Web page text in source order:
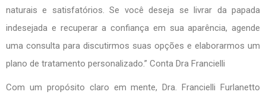
naturais e satisfatórios. Se você deseja se livrar da papada
indesejada e recuperar a confiança em sua aparência, agende
uma consulta para discutirmos suas opções e elaborarmos um
plano de tratamento personalizado.” Conta Dra Francielli
Com um propósito claro em mente, Dra. Francielli Furlanetto